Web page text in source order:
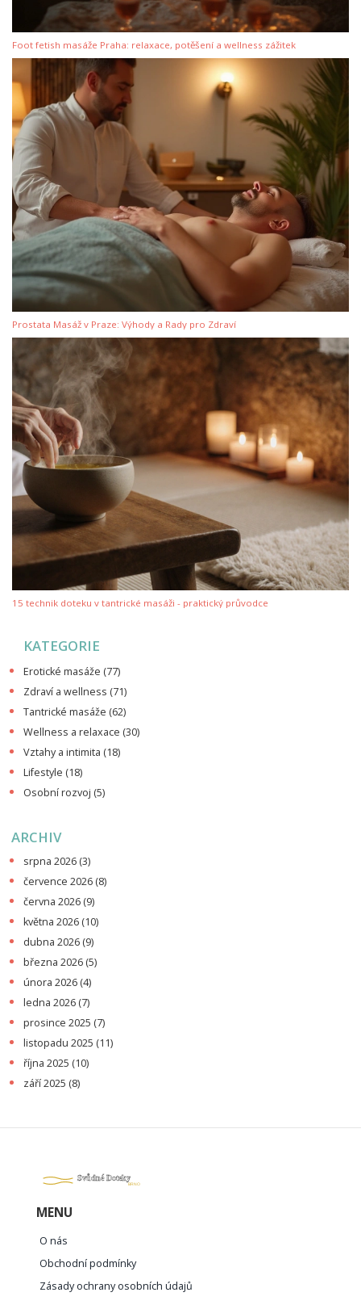
Foot fetish masáže Praha: relaxace, potěšení a wellness zážitek
Prostata Masáž v Praze: Výhody a Rady pro Zdraví
15 technik doteku v tantrické masáži - praktický průvodce
KATEGORIE
Erotické masáže (77)
Zdraví a wellness (71)
Tantrické masáže (62)
Wellness a relaxace (30)
Vztahy a intimita (18)
Lifestyle (18)
Osobní rozvoj (5)
ARCHIV
srpna 2026 (3)
července 2026 (8)
června 2026 (9)
května 2026 (10)
dubna 2026 (9)
března 2026 (5)
února 2026 (4)
ledna 2026 (7)
prosince 2025 (7)
listopadu 2025 (11)
října 2025 (10)
září 2025 (8)
MENU
O nás
Obchodní podmínky
Zásady ochrany osobních údajů